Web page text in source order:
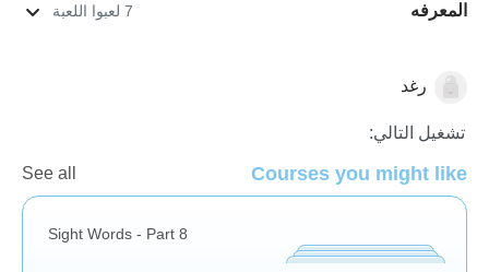
المعرفه 7 لعبوا اللعبة
كلمات البصر
رغد
تشغيل التالي:
Courses you might like
See all
Sight Words - Part 8